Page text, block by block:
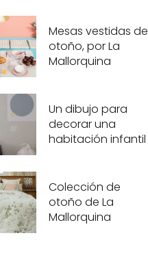
Mesas vestidas de
otoño, por La
Mallorquina
Un dibujo para
decorar una
habitación infantil
Colección de
otoño de La
Mallorquina